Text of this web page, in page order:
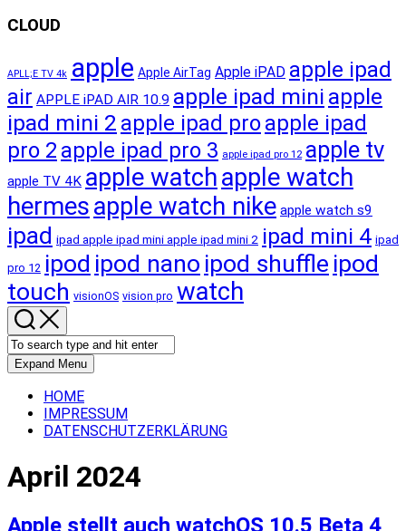
CLOUD
APLL;E TV 4k apple Apple AirTag Apple iPAD apple ipad
air APPLE iPAD AIR 10.9 apple ipad mini apple
ipad mini 2 apple ipad proapple ipad
pro 2 apple ipad pro 3 apple ipad pro 12 apple tv
apple TV 4K apple watchapple watch
hermesapple watch nike apple watch s9
ipad ipad apple ipad mini apple ipad mini 2 ipad mini 4 ipad
pro 12 ipod ipod nano ipod shuffle ipod
touch visionOS vision pro watch
Expand Menu
HOME
IMPRESSUM
DATENSCHUTZERKLÄRUNG
April 2024
Apple stellt auch watchOS 10.5 Beta 4